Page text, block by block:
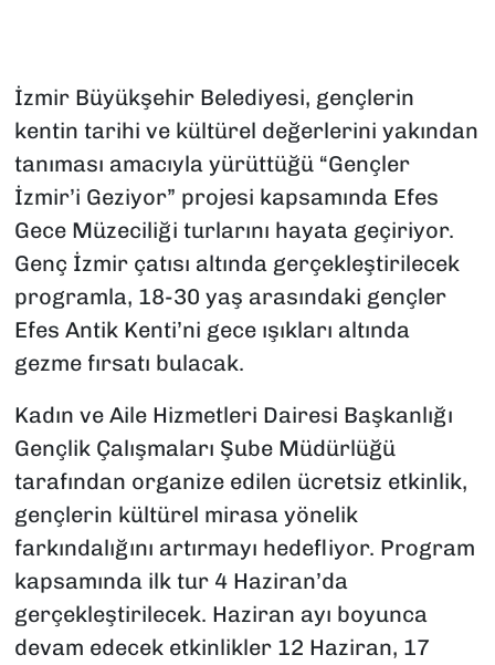
İzmir Büyükşehir Belediyesi, gençlerin
kentin tarihi ve kültürel değerlerini yakından
tanıması amacıyla yürüttüğü “Gençler
İzmir’i Geziyor” projesi kapsamında Efes
Gece Müzeciliği turlarını hayata geçiriyor.
Genç İzmir çatısı altında gerçekleştirilecek
programla, 18-30 yaş arasındaki gençler
Efes Antik Kenti’ni gece ışıkları altında
gezme fırsatı bulacak.
Kadın ve Aile Hizmetleri Dairesi Başkanlığı
Gençlik Çalışmaları Şube Müdürlüğü
tarafından organize edilen ücretsiz etkinlik,
gençlerin kültürel mirasa yönelik
farkındalığını artırmayı hedefliyor. Program
kapsamında ilk tur 4 Haziran’da
gerçekleştirilecek. Haziran ayı boyunca
devam edecek etkinlikler 12 Haziran, 17